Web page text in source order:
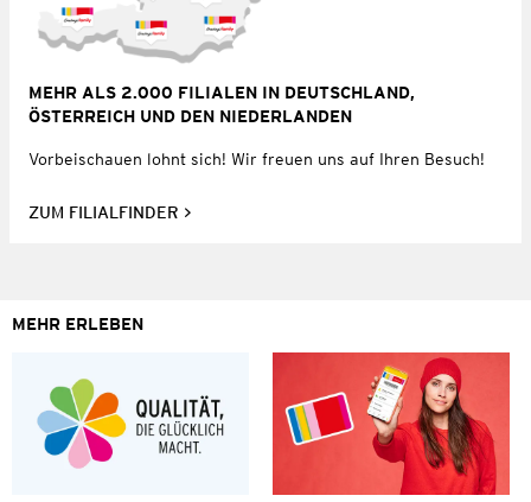
MEHR ALS 2.000 FILIALEN IN DEUTSCHLAND,
ÖSTERREICH UND DEN NIEDERLANDEN
Vorbeischauen lohnt sich! Wir freuen uns auf Ihren Besuch!
ZUM FILIALFINDER
MEHR ERLEBEN